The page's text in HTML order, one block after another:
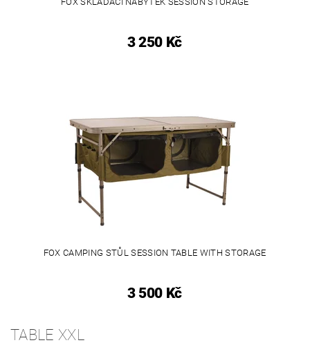
3 250 Kč
FOX CAMPING STŮL SESSION TABLE WITH STORAGE
3 500 Kč
TABLE XXL